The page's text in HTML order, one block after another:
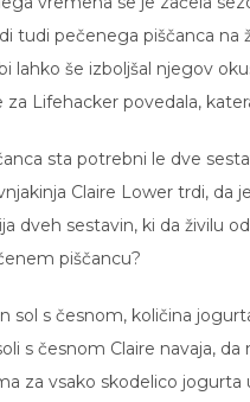
tudi pečenega piščanca na
lahko še izboljšal njegov
za Lifehacker povedala,
sta potrebni le dve
Claire Lower trdi, da
dveh sestavin, ki da živilu
piščancu?
sol s česnom, količina
s česnom Claire navaja,
za vsako skodelico